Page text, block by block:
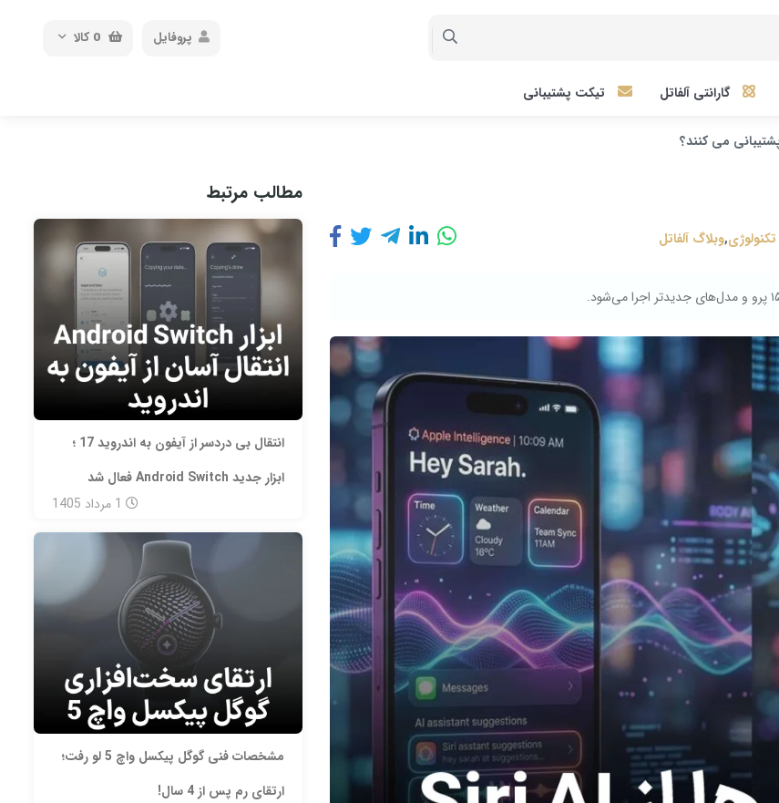
0 کالا پروفایل
گارانتی آلفاتل تیکت پشتیبانی
تکنولوژی,وبلاگ آلفاتل
مطالب مرتبط
انتقال بی‌ دردسر از آیفون به اندروید 17 ؛
ابزار جدید Android Switch فعال شد
1 مرداد 1405
مشخصات فنی گوگل پیکسل واچ 5 لو رفت؛
ارتقای رم پس از 4 سال!